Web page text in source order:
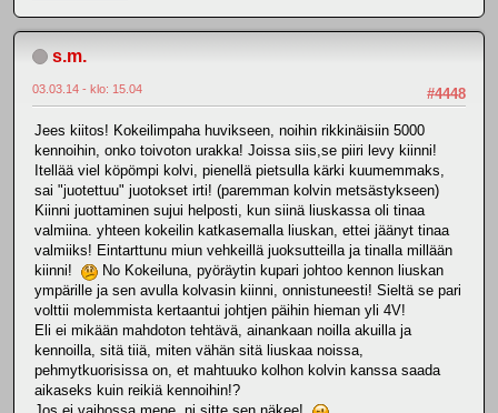
s.m.
#4448
03.03.14 - klo: 15.04
Jees kiitos! Kokeilimpaha huvikseen, noihin rikkinäisiin 5000
kennoihin, onko toivoton urakka! Joissa siis,se piiri levy kiinni!
Itellää viel köpömpi kolvi, pienellä pietsulla kärki kuumemmaks,
sai "juotettuu" juotokset irti! (paremman kolvin metsästykseen)
Kiinni juottaminen sujui helposti, kun siinä liuskassa oli tinaa
valmiina. yhteen kokeilin katkasemalla liuskan, ettei jäänyt tinaa
valmiiks! Eintarttunu miun vehkeillä juoksutteilla ja tinalla millään
kiinni!
No Kokeiluna, pyöräytin kupari johtoo kennon liuskan
ympärille ja sen avulla kolvasin kiinni, onnistuneesti! Sieltä se pari
volttii molemmista kertaantui johtjen päihin hieman yli 4V!
Eli ei mikään mahdoton tehtävä, ainankaan noilla akuilla ja
kennoilla, sitä tiiä, miten vähän sitä liuskaa noissa,
pehmytkuorisissa on, et mahtuuko kolhon kolvin kanssa saada
aikaseks kuin reikiä kennoihin!?